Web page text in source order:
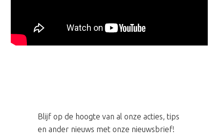
Blijf op de hoogte van al onze acties, tips
en ander nieuws met onze nieuwsbrief!